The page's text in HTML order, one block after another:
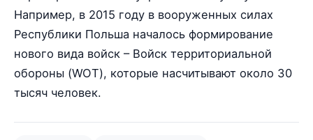
Например, в 2015 году в вооруженных силах
Республики Польша началось формирование
нового вида войск – Войск территориальной
обороны (WOT), которые насчитывают около 30
тысяч человек.